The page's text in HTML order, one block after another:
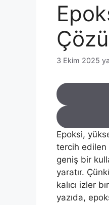
3 Ekim 2025
Epoksi,
tercih edilen
geniş bir
yaratır.
kalıcı izler
yazıda,